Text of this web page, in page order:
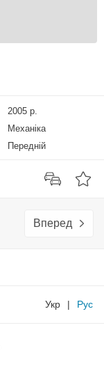
2005 р.
Механіка
Передній
Вперед
Укр | Рус